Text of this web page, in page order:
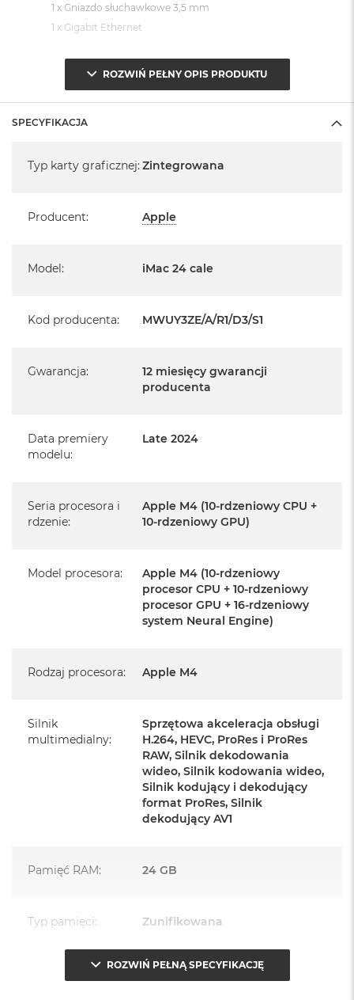
1 x Gniazdo słuchawkowe 3,5 mm
1 x Gigabit Ethernet
System operacyjny macOS Sequoia
- lub nowszy, z darmową aktualizacją.
iMac jest nowy
Istnieje możliwość przedłużenia gwarancji producenta.
Szczegółowe informacje na ten temat uzyskają Państwo
Posiada fabryczne opakowanie
Język polski wybieramy przy pierwszym uruchomieniu
Zawartość zestawu:
Przewód zasilający (2 m)
Przewód USB‑C do ładowania
ozdobą, gdziekolwiek się pojawi.
TURBODOPALANY CZIPEM M4
zrobisz więcej szybciej. Bawisz się czy pracujesz, edytujesz
ROZWIŃ PEŁNY OPIS PRODUKTU
SPECYFIKACJA
Typ karty graficznej: Zintegrowana
Producent: Apple
Model: iMac 24 cale
Kod producenta: MWUY3ZE/A/R1/D3/S1
Gwarancja:
12 miesięcy gwarancji
producenta
Data premiery
modelu:
Late 2024
Seria procesora i
rdzenie:
Apple M4 (10-rdzeniowy CPU +
10-rdzeniowy GPU)
Model procesora:
Apple M4 (10-rdzeniowy
procesor CPU + 10-rdzeniowy
procesor GPU + 16-rdzeniowy
system Neural Engine)
Rodzaj procesora: Apple M4
Silnik
multimedialny:
Sprzętowa akceleracja obsługi
H.264, HEVC, ProRes i ProRes
RAW, Silnik dekodowania
wideo, Silnik kodowania wideo,
Silnik kodujący i dekodujący
format ProRes, Silnik
dekodujący AV1
Pamięć RAM: 24 GB
Typ pamięci: Zunifikowana
Przepustowość
120 GB/s
ROZWIŃ PEŁNĄ SPECYFIKACJĘ